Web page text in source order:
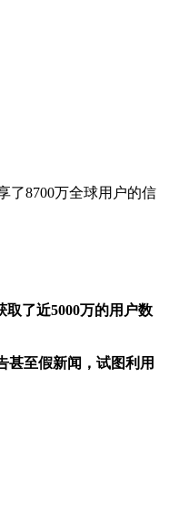
了8700万全球用户的信
取了近5000万的用户数
甚至假新闻，试图利用